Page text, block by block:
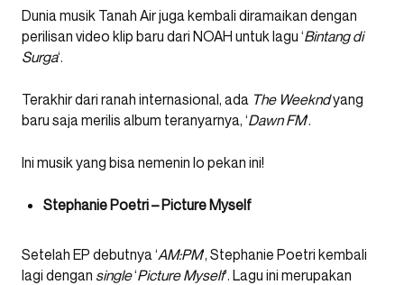
Dunia musik Tanah Air juga kembali diramaikan dengan
perilisan video klip baru dari NOAH untuk lagu ‘Bintang di
Surga‘.
Terakhir dari ranah internasional, ada The Weekndyang
baru saja merilis album teranyarnya, ‘Dawn FM‘.
Ini musik yang bisa nemenin lo pekan ini!
Stephanie Poetri – Picture Myself
Setelah EP debutnya ‘AM:PM‘, Stephanie Poetri kembali
lagi dengan single‘Picture Myself‘. Lagu ini merupakan